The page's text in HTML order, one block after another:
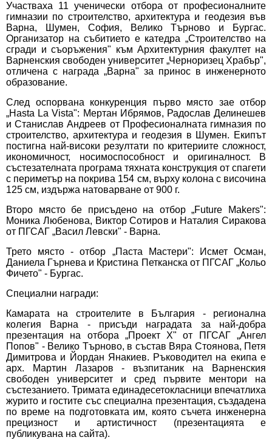
Участваха 11 ученически отбора от професионалните
гимназии по строителство, архитектура и геодезия във
Варна, Шумен, София, Велико Търново и Бургас.
Организатор на събитието е катедра „Строителство на
сгради и съоръжения" към Архитектурния факултет на
Варненския свободен университет „Черноризец Храбър",
отличена с награда „Варна" за принос в инженерното
образование.
След оспорвана конкуренция първо място зае отбор
„Hasta La Vista": Мертан Ибрямов, Радослав Делинешев
и Станислав Андреев от Професионалната гимназия по
строителство, архитектура и геодезия в Шумен. Екипът
постигна най-високи резултати по критериите сложност,
икономичност, носимоспособност и оригиналност. В
състезателната програма тяхната конструкция от спагети
с периметър на покрива 154 см, върху колона с височина
125 см, издържа натоварване от 900 г.
Второ място бе присъдено на отбор „Future Makers":
Моника Любенова, Виктор Сотиров и Наталия Сиракова
от ПГСАГ „Васил Левски" - Варна.
Трето място - отбор „Паста Мастери": Исмет Осман,
Даниела Гърнева и Кристина Петканска от ПГСАГ „Кольо
Фичето" - Бургас.
Специални награди:
Камарата на строителите в България - регионална
колегия Варна - присъди наградата за най-добра
презентация на отбора „Проект X" от ПГСАГ „Ангел
Попов" - Велико Търново, в състав Вяра Стоянова, Петя
Димитрова и Йордан Янакиев. Ръководител на екипа е
арх. Мартин Лазаров - възпитаник на Варненския
свободен университет и сред първите ментори на
състезанието. Тримата единадесетокласници впечатлиха
журито и гостите със специална презентация, създадена
по време на подготовката им, която съчета инженерна
прецизност и артистичност (презентацията е
публикувана на сайта).